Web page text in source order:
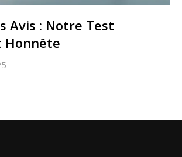
Avis : Notre Test
Honnête